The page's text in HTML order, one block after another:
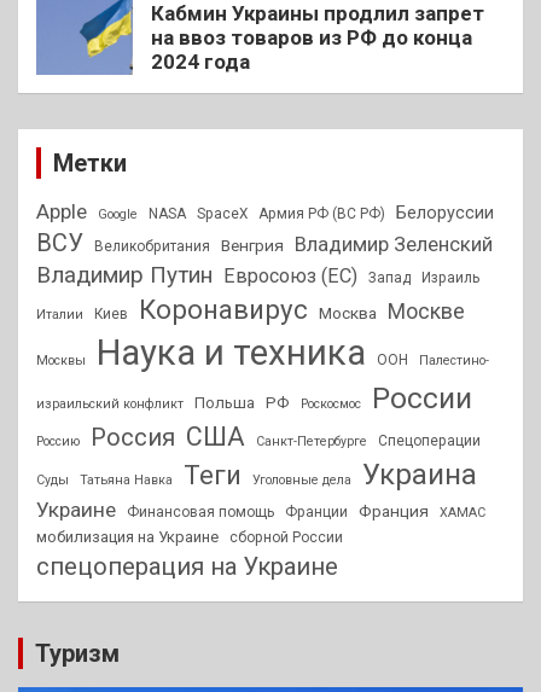
Кабмин Украины продлил запрет
на ввоз товаров из РФ до конца
2024 года
Метки
Apple Google NASA SpaceX Армия РФ (ВС РФ) Белоруссии
ВСУ Великобритания Венгрия Владимир Зеленский
Владимир Путин Евросоюз (ЕС) Запад Израиль
Италии Киев Коронавирус Москва Москве
Москвы Наука и техника ООН Палестино-
израильский конфликт Польша РФ Роскосмос России
Россию Россия США Санкт-Петербурге Спецоперации
Суды Татьяна Навка Теги Уголовные дела Украина
Украине Финансовая помощь Франции Франция ХАМАС
мобилизация на Украине сборной России
спецоперация на Украине
Туризм